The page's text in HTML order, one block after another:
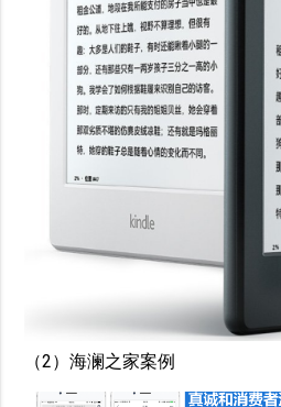
（2）海澜之家案例